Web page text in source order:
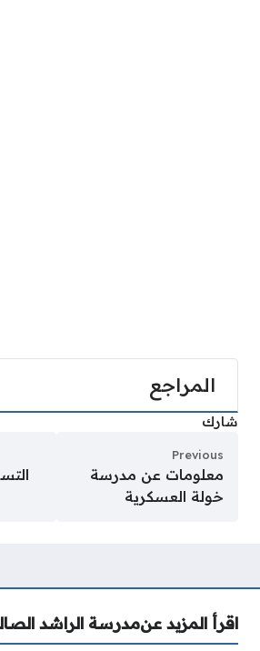
المراجع
شارك
Previous
معلومات عن مدرسة
خولة العسكرية
اقرأ المزيد عنمدرسة الراشد